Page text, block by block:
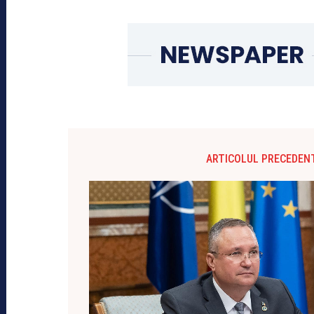
ARTICOLUL